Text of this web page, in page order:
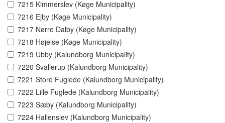
7215 Kimmerslev (Køge Municipality)
7216 Ejby (Køge Municipality)
7217 Nørre Dalby (Køge Municipality)
7218 Højelse (Køge Municipality)
7219 Ubby (Kalundborg Municipality)
7220 Svallerup (Kalundborg Municipality)
7221 Store Fuglede (Kalundborg Municipality)
7222 Lille Fuglede (Kalundborg Municipality)
7223 Sæby (Kalundborg Municipality)
7224 Hallenslev (Kalundborg Municipality)